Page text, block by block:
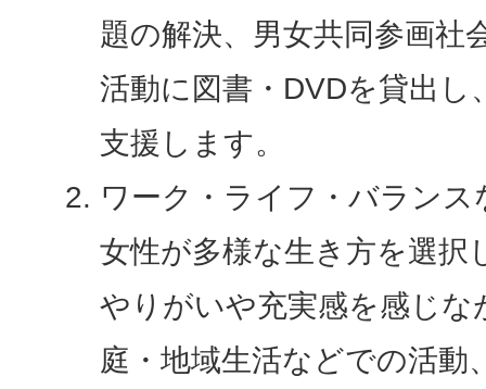
題の解決、男女共同参画社
活動に図書・DVDを貸出し
支援します。
ワーク・ライフ・バラン
女性が多様な生き方を選択
やりがいや充実感を感じな
庭・地域生活などでの活動